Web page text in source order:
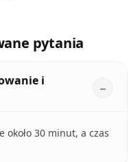
pytania
i
około 30 minut, a czas